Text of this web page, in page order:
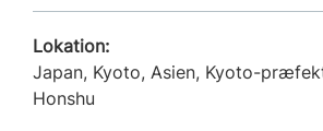
Lokation:
Japan, Kyoto, Asien, Kyoto-
Honshu